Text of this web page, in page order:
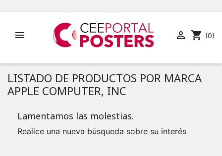
  shopping_cart (0)
LISTADO DE PRODUCTOS POR MARCA
APPLE COMPUTER, INC
Lamentamos las molestias.
Realice una nueva búsqueda sobre su interés